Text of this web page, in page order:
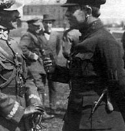
(2)
w Polsce (4)
(7)
w Polsce